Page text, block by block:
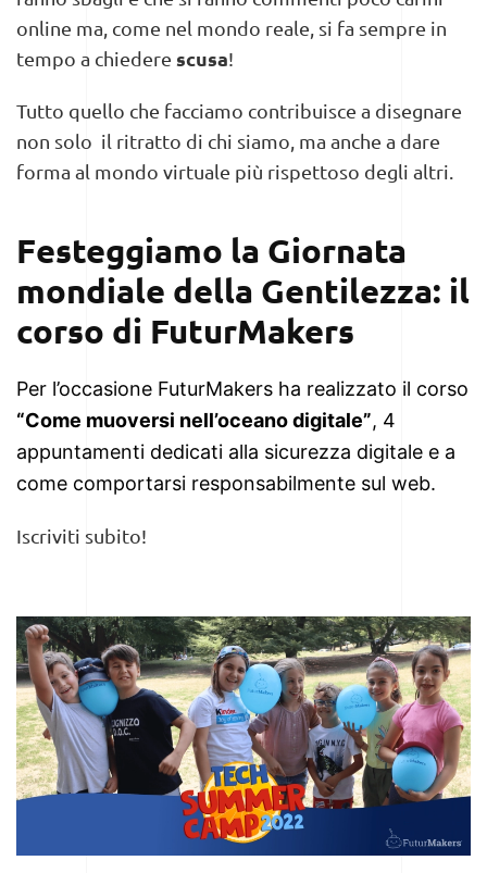
online ma, come nel mondo reale, si fa sempre in
tempo a chiedere scusa!
Tutto quello che facciamo contribuisce a disegnare
non solo il ritratto di chi siamo, ma anche a dare
forma al mondo virtuale più rispettoso degli altri.
Festeggiamo la Giornata
mondiale della Gentilezza: il
corso di FuturMakers
Per l’occasione FuturMakers ha realizzato il corso
“Come muoversi nell’oceano digitale”, 4
appuntamenti dedicati alla sicurezza digitale e a
come comportarsi responsabilmente sul web.
Iscriviti subito!